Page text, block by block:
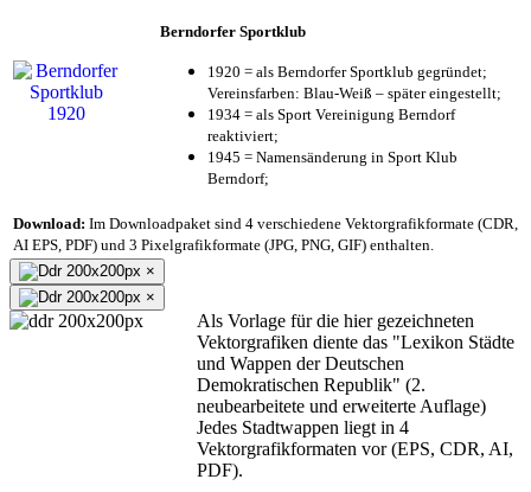
Berndorfer Sportklub
1920 = als Berndorfer Sportklub gegründet;
Vereinsfarben: Blau-Weiß – später eingestellt;
1934 = als Sport Vereinigung Berndorf
reaktiviert;
1945 = Namensänderung in Sport Klub
Berndorf;
Download: Im Downloadpaket sind 4 verschiedene Vektorgrafikformate (CDR,
AI EPS, PDF) und 3 Pixelgrafikformate (JPG, PNG, GIF) enthalten.
×
×
Als Vorlage für die hier gezeichneten
Vektorgrafiken diente das "Lexikon Städte
und Wappen der Deutschen
Demokratischen Republik" (2.
neubearbeitete und erweiterte Auflage)
Jedes Stadtwappen liegt in 4
Vektorgrafikformaten vor (EPS, CDR, AI,
PDF).